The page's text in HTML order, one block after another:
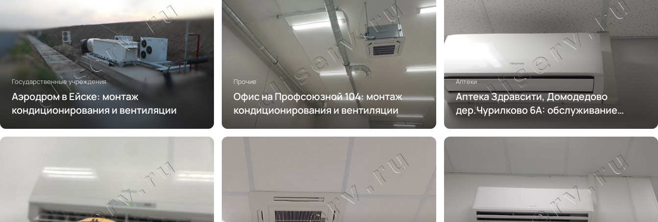
Государственные учреждения
Аэродром в Ейске: монтаж
кондиционирования и вентиляции
Прочие
Офис на Профсоюзной 104: монтаж
кондиционирования и вентиляции
Аптеки
Аптека Здравсити, Домодедово
дер.Чурилково 6А: обслуживание